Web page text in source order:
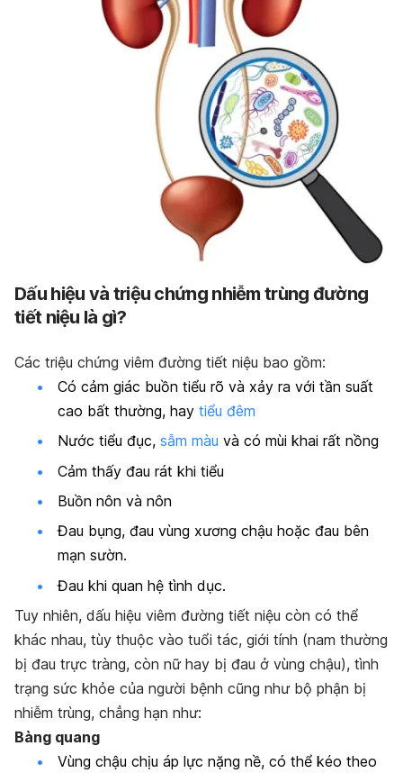
Dấu hiệu và triệu chứng nhiễm trùng đường
tiết niệu là gì?
Các triệu chứng viêm đường tiết niệu bao gồm:
Có cảm giác buồn tiểu rõ và xảy ra với tần suất
cao bất thường, hay tiểu đêm
Nước tiểu đục, sẫm màu và có mùi khai rất nồng
Cảm thấy đau rát khi tiểu
Buồn nôn và nôn
Đau bụng, đau vùng xương chậu hoặc đau bên
mạn sườn.
Đau khi quan hệ tình dục.
Tuy nhiên, dấu hiệu viêm đường tiết niệu còn có thể
khác nhau, tùy thuộc vào tuổi tác, giới tính (nam thường
bị đau trực tràng, còn nữ hay bị đau ở vùng chậu), tình
trạng sức khỏe của người bệnh cũng như bộ phận bị
nhiễm trùng, chẳng hạn như:
Bàng quang
Vùng chậu chịu áp lực nặng nề, có thể kéo theo